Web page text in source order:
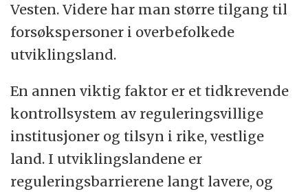
Vesten. Videre har man større tilgang til
forsøkspersoner i overbefolkede
utviklingsland.
En annen viktig faktor er et tidkrevende
kontrollsystem av reguleringsvillige
institusjoner og tilsyn i rike, vestlige
land. I utviklingslandene er
reguleringsbarrierene langt lavere, og